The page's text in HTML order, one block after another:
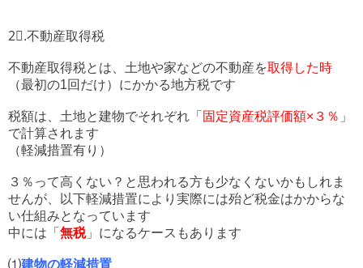
2⃣.不動産取得税
不動産取得税とは、土地や家などの不動産を取得した時
（最初の1回だけ）にかかる地方税です
税額は、土地と建物でそれぞれ「 固定資産税評価額×３％ 」
で計算されます
（軽減措置有り）
３％って高くない？と思われる方も少なくないかもしれま
せんが、以下軽減措置により実際には殆ど税金はかからな
い仕組みとなっています
中には「 無税」になるケースもあります
⑴建物の軽減措置